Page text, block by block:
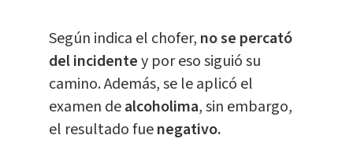
Según indica el chofer, no se percató
del incidentey por eso siguió su
camino. Además, se le aplicó el
examen dealcoholima, sin embargo,
el resultado fuenegativo.